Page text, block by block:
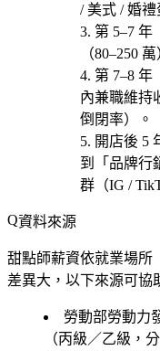
/ 美式 / 婚禮
第 5–7 年
（80–250
第 7–8 年
內兼職維持
倒閉率）。
開店後 5
到「品牌行
群（IG /
資料來源
甜點師薪資依就業場所
差異大，以下來源可協
勞動部勞動力
（丙級／乙級，